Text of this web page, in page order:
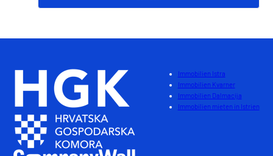
Immobilien Istra
Immobilien Kvarner
Immobilien Dalmacija
Immobilien mieten in Istrien